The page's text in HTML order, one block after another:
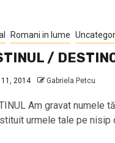
Romani in lume
/
11, 2014 Gabriela Petcu
Am gravat numele
urmele tale pe nisip